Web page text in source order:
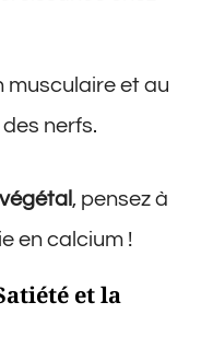
musculaire et au
nerfs.
, pensez à
en calcium !
et la